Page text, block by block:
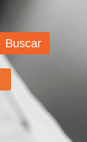
Buscar